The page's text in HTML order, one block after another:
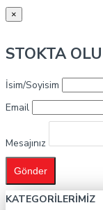
×
STOKTA
İsim/Soyisim
Email
Mesajınız
Gönder
KATEGORILERIMIZ